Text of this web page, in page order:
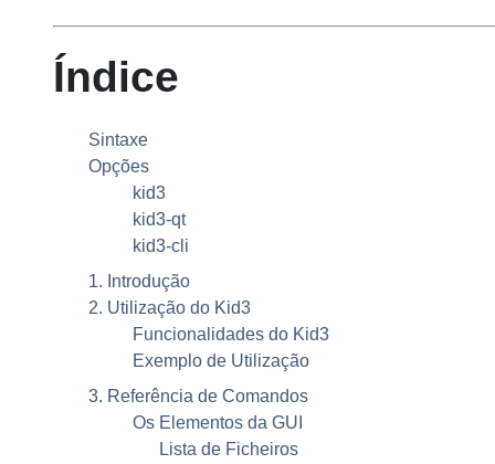
Índice
Sintaxe
Opções
kid3
kid3-qt
kid3-cli
1. Introdução
2. Utilização do Kid3
Funcionalidades do Kid3
Exemplo de Utilização
3. Referência de Comandos
Os Elementos da GUI
Lista de Ficheiros